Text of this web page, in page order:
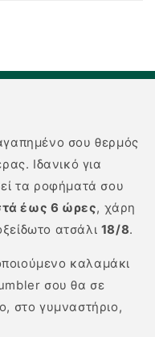
σου θερμός
Ιδανικό για
τα ροφήματά σου
έως 6 ώρες, χάρη
ατσάλι 18/8.
καλαμάκι
σου θα σε
στο γυμναστήριο,